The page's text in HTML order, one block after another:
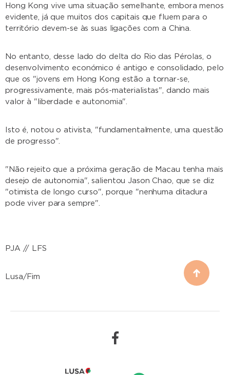
Hong Kong vive uma situação semelhante, embora menos
evidente, já que muitos dos capitais que fluem para o
território devem-se às suas ligações com a China.
No entanto, desse lado do delta do Rio das Pérolas, o
desenvolvimento económico é antigo e consolidado, pelo
que os "jovens em Hong Kong estão a tornar-se,
progressivamente, mais pós-materialistas", dando mais
valor à "liberdade e autonomia".
Isto é, notou o ativista, "fundamentalmente, uma questão
de progresso".
"Não rejeito que a próxima geração de Macau tenha mais
desejo de autonomia", salientou Jason Chao, que se diz
"otimista de longo curso", porque "nenhuma ditadura
pode viver para sempre".
PJA // LFS
Lusa/Fim